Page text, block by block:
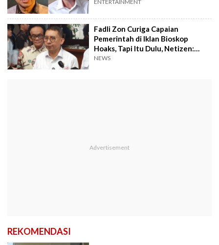
Politik!
ENTERTAINMENT
Fadli Zon Curiga Capaian
Pemerintah di Iklan Bioskop
Hoaks, Tapi Itu Dulu, Netizen:
Coba Tanya Lagi
NEWS
REKOMENDASI